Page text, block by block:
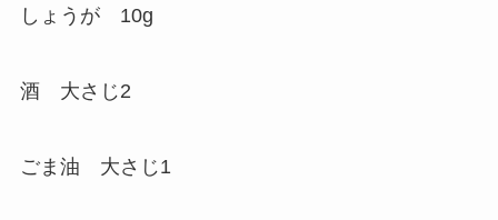
しょうが 10g
酒 大さじ2
ごま油 大さじ1